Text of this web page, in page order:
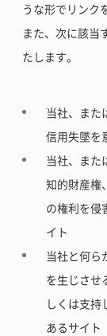
うな形でリンク
また、次に該当
たします。
当社、また
信用失墜を
当社、また
知的財産権
の権利を侵
イト
当社と何ら
を生じさせ
しくは支
あるサイト